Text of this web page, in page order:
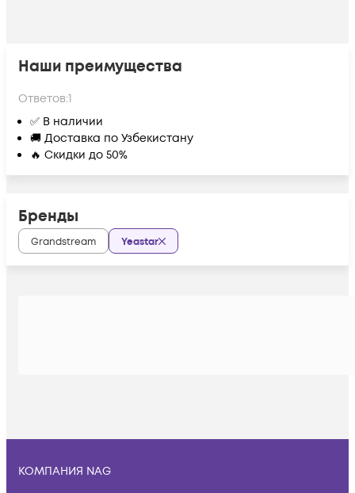
Наши преимущества
Ответов:1
✅ В наличии
🚚 Доставка по Узбекистану
🔥 Скидки до 50%
Бренды
Grandstream Yeastar
КОМПАНИЯ NAG